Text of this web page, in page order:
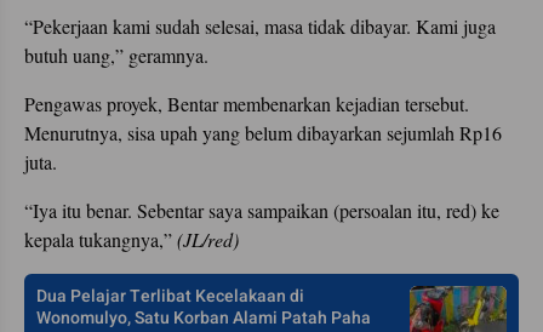
“Pekerjaan kami sudah selesai, masa tidak dibayar. Kami juga
butuh uang,” geramnya.
Pengawas proyek, Bentar membenarkan kejadian tersebut.
Menurutnya, sisa upah yang belum dibayarkan sejumlah Rp16
juta.
“Iya itu benar. Sebentar saya sampaikan (persoalan itu, red) ke
kepala tukangnya,”(JL/red)
Dua Pelajar Terlibat Kecelakaan di
Wonomulyo, Satu Korban Alami Patah Paha